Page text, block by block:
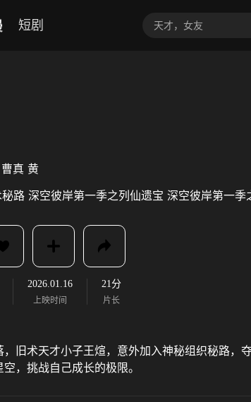
短剧
曹真 黄
路 深空彼岸第一季之列仙遗宝 深空彼岸第一季
2026.01.16
上映时间
21分
片长
旧术天才小子王煊，意外加入神秘组织秘路，
，挑战自己成长的极限。